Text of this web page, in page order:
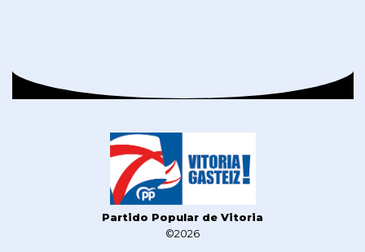
Partido Popular de Vitoria
©2026